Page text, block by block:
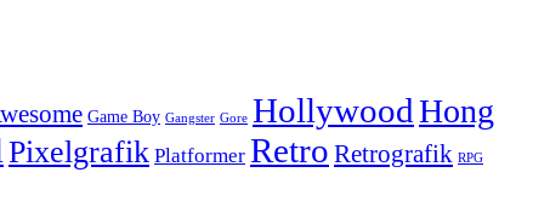
Game Boy Gangster Gore HollywoodHong
Pixelgrafik Platformer Retro Retrografik RPG